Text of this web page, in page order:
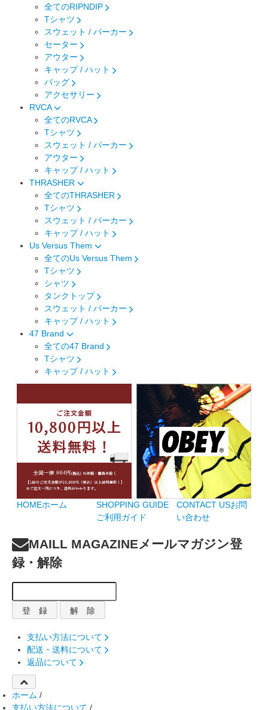
全てのRIPNDIP
Tシャツ
スウェット / パーカー
セーター
アウター
キャップ / ハット
バッグ
アクセサリー
RVCA
全てのRVCA
Tシャツ
スウェット / パーカー
アウター
キャップ / ハット
THRASHER
全てのTHRASHER
Tシャツ
スウェット / パーカー
キャップ / ハット
Us Versus Them
全てのUs Versus Them
Tシャツ
シャツ
タンクトップ
スウェット / パーカー
キャップ / ハット
47 Brand
全ての47 Brand
Tシャツ
キャップ / ハット
HOMEホーム
SHOPPING GUIDE
ご利用ガイド
CONTACT USお問
い合わせ
MAILL MAGAZINEメールマガジン登
録・解除
支払い方法について
配送・送料について
返品について
ホーム /
支払い方法について /